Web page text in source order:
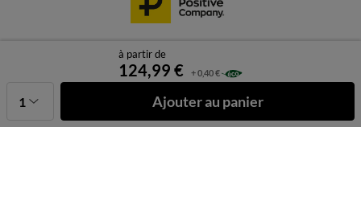
à partir de
124,99 € + 0,40 €
1 Ajouter au panier
Mentions légales Données personnelles
Désabonnement newsletter